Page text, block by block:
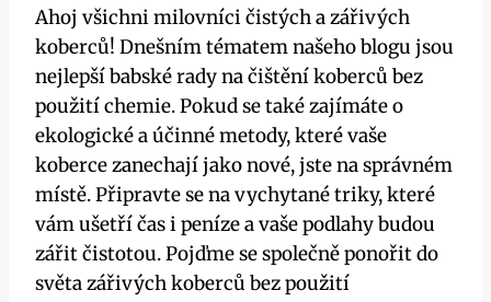
Ahoj všichni milovníci čistých a zářivých
koberců! Dnešním tématem našeho blogu jsou
nejlepší babské rady na čištění koberců bez
použití chemie. Pokud se také zajímáte o
ekologické a účinné metody, které vaše
koberce zanechají jako nové, jste na správném
místě. Připravte se na vychytané triky, které
vám ušetří čas i peníze a vaše podlahy budou
zářit čistotou. Pojďme se společně ponořit do
světa zářivých koberců bez použití